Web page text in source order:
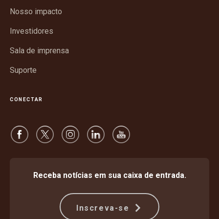
Nosso impacto
Investidores
Sala de imprensa
Suporte
CONECTAR
Receba notícias em sua caixa de entrada.
Inscreva-se